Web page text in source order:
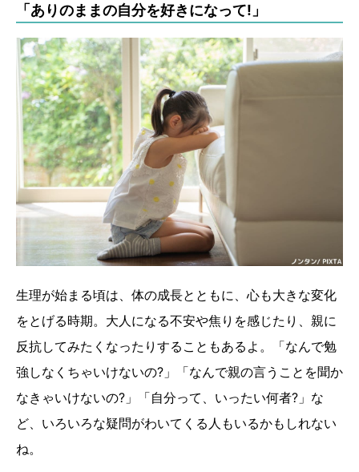
「ありのままの自分を好きになって!」
生理が始まる頃は、体の成長とともに、心も大きな変化
をとげる時期。大人になる不安や焦りを感じたり、親に
反抗してみたくなったりすることもあるよ。「なんで勉
強しなくちゃいけないの?」「なんで親の言うことを聞か
なきゃいけないの?」「自分って、いったい何者?」な
ど、いろいろな疑問がわいてくる人もいるかもしれない
ね。